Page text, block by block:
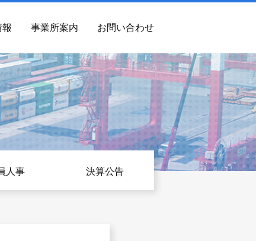
事業所案内 お問い合わせ
人事 決算公告